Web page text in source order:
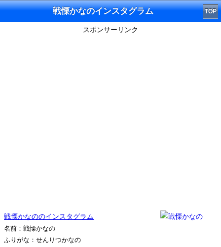
戦慄かなのインスタグラム TOP
スポンサーリンク
戦慄かなののインスタグラム
名前：戦慄かなの
ふりがな：せんりつかなの